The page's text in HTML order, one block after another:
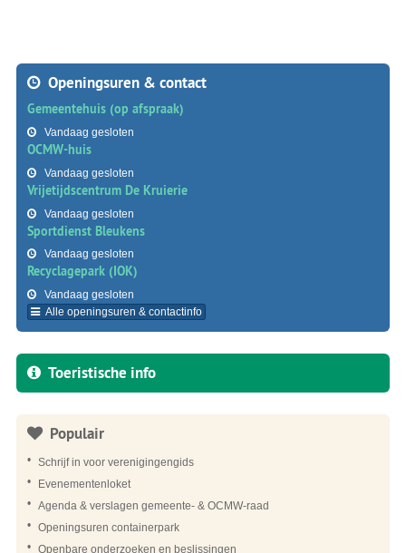
Openingsuren & contact
Gemeentehuis (op afspraak)
Vandaag gesloten
OCMW-huis
Vandaag gesloten
Vrijetijdscentrum De Kruierie
Vandaag gesloten
Sportdienst Bleukens
Vandaag gesloten
Recyclagepark (IOK)
Vandaag gesloten
Alle openingsuren & contactinfo
Toeristische info
Populair
Schrijf in voor verenigingengids
Evenementenloket
Agenda & verslagen gemeente- & OCMW-raad
Openingsuren containerpark
Openbare onderzoeken en beslissingen